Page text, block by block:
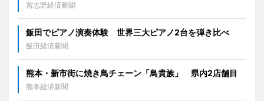
習志野経済新聞
飯田でピアノ演奏体験 世界三大ピアノ2台を弾き比べ
飯田経済新聞
熊本・新市街に焼き鳥チェーン「鳥貴族」 県内2店舗目
熊本経済新聞